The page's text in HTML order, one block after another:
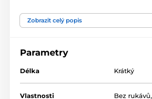
Zobrazit celý popis
Parametry
Délka Krátký
Vlastnosti Bez rukávů,